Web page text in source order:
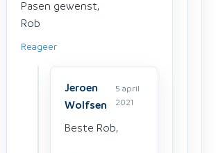
Pasen gewenst,
Rob
Reageer
Jeroen
Wolfsen
5 april
2021
Beste Rob,